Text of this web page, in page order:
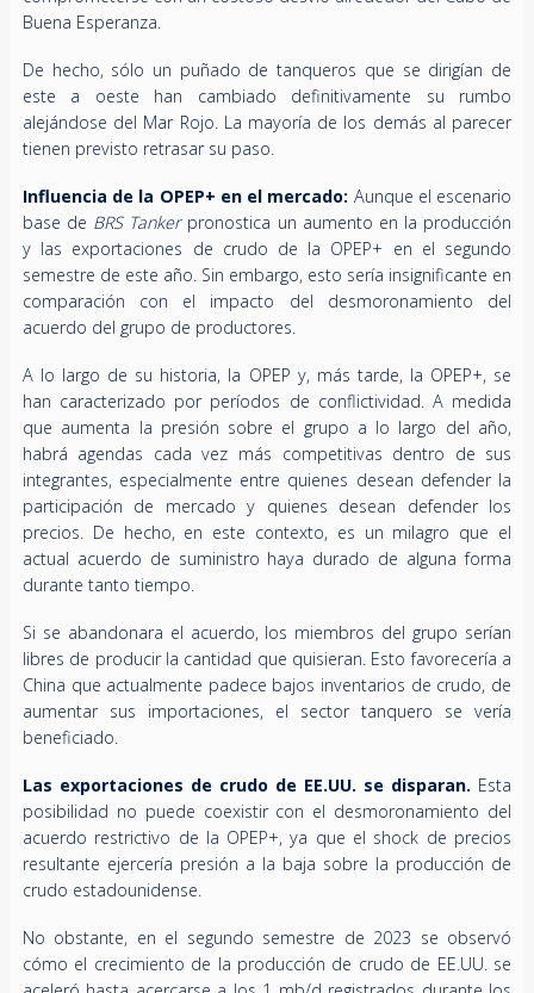
Buena Esperanza.
De hecho, sólo un puñado de tanqueros que se dirigían de
este a oeste han cambiado definitivamente su rumbo
alejándose del Mar Rojo. La mayoría de los demás al parecer
tienen previsto retrasar su paso.
Influencia de la OPEP+ en el mercado: Aunque el escenario
base de BRS Tankerpronostica un aumento en la producción
y las exportaciones de crudo de la OPEP+ en el segundo
semestre de este año. Sin embargo, esto sería insignificante en
comparación con el impacto del desmoronamiento del
acuerdo del grupo de productores.
A lo largo de su historia, la OPEP y, más tarde, la OPEP+, se
han caracterizado por períodos de conflictividad. A medida
que aumenta la presión sobre el grupo a lo largo del año,
habrá agendas cada vez más competitivas dentro de sus
integrantes, especialmente entre quienes desean defender la
participación de mercado y quienes desean defender los
precios. De hecho, en este contexto, es un milagro que el
actual acuerdo de suministro haya durado de alguna forma
durante tanto tiempo.
Si se abandonara el acuerdo, los miembros del grupo serían
libres de producir la cantidad que quisieran. Esto favorecería a
China que actualmente padece bajos inventarios de crudo, de
aumentar sus importaciones, el sector tanquero se vería
beneficiado.
Las exportaciones de crudo de EE.UU. se disparan. Esta
posibilidad no puede coexistir con el desmoronamiento del
acuerdo restrictivo de la OPEP+, ya que el shock de precios
resultante ejercería presión a la baja sobre la producción de
crudo estadounidense.
No obstante, en el segundo semestre de 2023 se observó
cómo el crecimiento de la producción de crudo de EE.UU. se